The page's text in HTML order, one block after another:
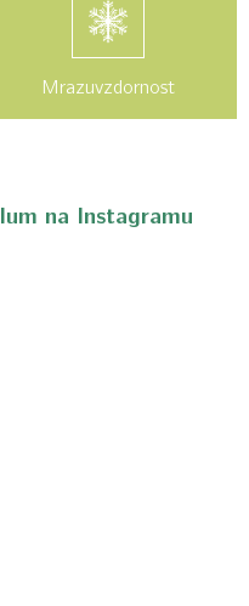
Mrazuvzdornost
na Instagramu